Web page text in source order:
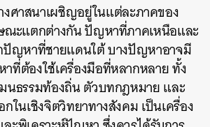
ศาสนาเผชิญอยู่ในแต่ละภาคของ
ณะแตกต่างกัน ปัญหาที่ภาคเหนือและ
ปัญหาที่ชายแดนใต้ บางปัญหาอาจมี
ที่ต้องใช้เครื่องมือที่หลากหลาย ทั้ง
นธรรมท้องถิ่น ตัวบทกฎหมาย และ
ในเชิงจิตวิทยาทางสังคม เป็นเครื่อง